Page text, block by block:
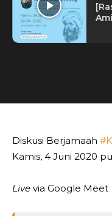
Diskusi Berjamaah
Kamis, 4 Juni 2020
Live via Google Meet